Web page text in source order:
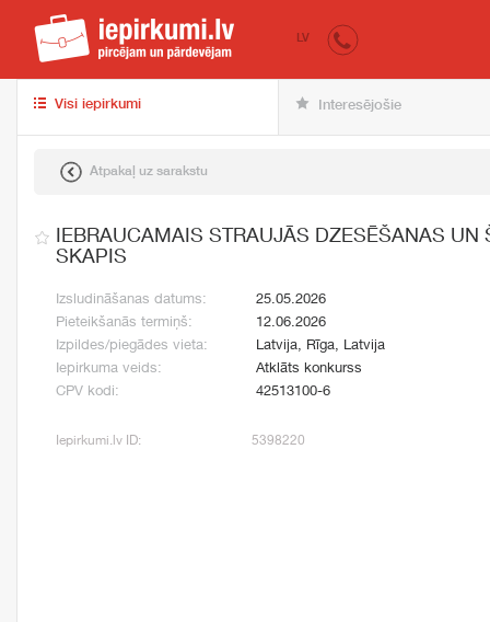
iepirkumi.lv
LV
Visi iepirkumi Interesējošie
Atpakaļ uz sarakstu
IEBRAUCAMAIS STRAUJĀS DZESĒŠANAS UN
SKAPIS
Izsludināšanas datums:
25.05.2026
Pieteikšanās termiņš:
12.06.2026
Izpildes/piegādes vieta:
Latvija, Rīga, Latvija
Iepirkuma veids:
Atklāts konkurss
CPV kodi:
42513100-6
Iepirkumi.lv ID: 5398220